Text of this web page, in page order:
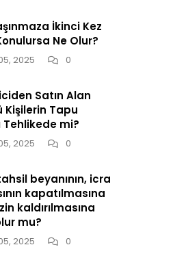
İkinci Kez
Ne Olur?
2025 0
Satın Alan
Kişilerin Tapu
Tehlikede mi?
2025 0
beyanının, icra
kapatılmasına
kaldırılmasına
mu?
2025 0